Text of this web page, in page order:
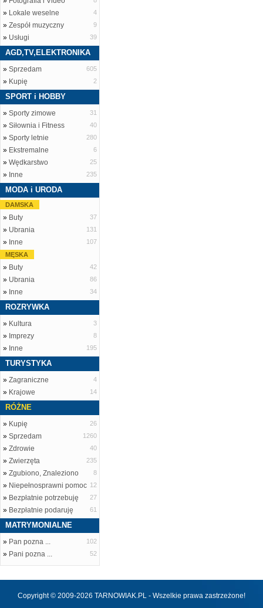
» Lokale weselne 4
» Zespół muzyczny 9
» Usługi 39
AGD,TV,ELEKTRONIKA
» Sprzedam 605
» Kupię 2
SPORT i HOBBY
» Sporty zimowe 31
» Siłownia i Fitness 40
» Sporty letnie 280
» Ekstremalne 6
» Wędkarstwo 25
» Inne 235
MODA i URODA
DAMSKA
» Buty 37
» Ubrania 131
» Inne
107
MĘSKA
» Buty 42
» Ubrania 86
» Inne 34
ROZRYWKA
» Kultura 3
» Imprezy 8
» Inne 195
TURYSTYKA
» Zagraniczne 4
» Krajowe 14
RÓŻNE
» Kupię 26
» Sprzedam 1260
» Zdrowie 40
» Zwierzęta 235
» Zgubiono, Znaleziono 8
» Niepełnosprawni pomoc 12
» Bezpłatnie potrzebuję 27
» Bezpłatnie podaruję 61
MATRYMONIALNE
» Pan pozna ... 102
» Pani pozna ... 52
Copyright © 2009-2026 TARNOWIAK.PL - Wszelkie prawa zastrzeżone!